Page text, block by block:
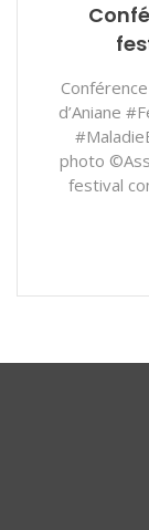
d’Aniane
photo
festival